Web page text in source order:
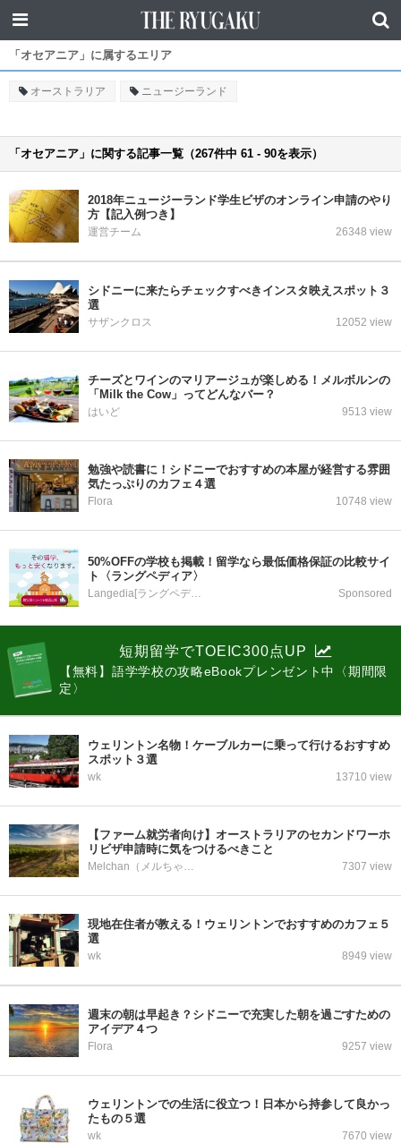
「オセアニア」に属するエリア
オーストラリア ニュージーランド
「オセアニア」に関する記事一覧（267件中 61 - 90を表示）
2018年ニュージーランド学生ビザのオンライン申請のやり
方【記入例つき】
運営チーム 26348 view
シドニーに来たらチェックすべきインスタ映えスポット３
選
サザンクロス 12052 view
チーズとワインのマリアージュが楽しめる！メルボルンの
「Milk the Cow」ってどんなバー？
はいど 9513 view
勉強や読書に！シドニーでおすすめの本屋が経営する雰囲
気たっぷりのカフェ４選
Flora 10748 view
50%OFFの学校も掲載！留学なら最低価格保証の比較サイ
ト〈ラングペディア〉
Langedia[ラングペディア] Sponsored
短期留学でTOEIC300点UP
【無料】語学学校の攻略eBookプレンゼント中〈期間限
定〉
ウェリントン名物！ケーブルカーに乗って行けるおすすめ
スポット３選
wk 13710 view
【ファーム就労者向け】オーストラリアのセカンドワーホ
リビザ申請時に気をつけるべきこと
Melchan（メルちゃん） 7307 view
現地在住者が教える！ウェリントンでおすすめのカフェ５
選
wk 8949 view
週末の朝は早起き？シドニーで充実した朝を過ごすための
アイデア４つ
Flora 9257 view
ウェリントンでの生活に役立つ！日本から持参して良かっ
たもの５選
wk 7670 view